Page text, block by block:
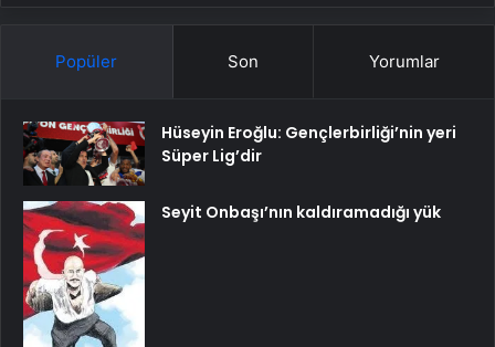
Popüler Son Yorumlar
Hüseyin Eroğlu: Gençlerbirliği’nin yeri
Süper Lig’dir
Seyit Onbaşı’nın kaldıramadığı yük